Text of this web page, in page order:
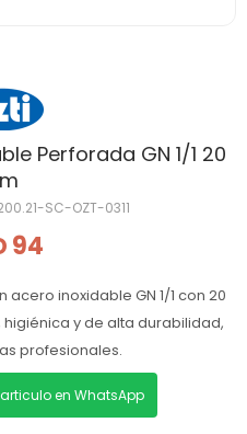
Perforada GN 1/1 20
SC-OZT-0311
94
inoxidable GN 1/1 con 20
y de alta durabilidad,
profesionales.
en WhatsApp